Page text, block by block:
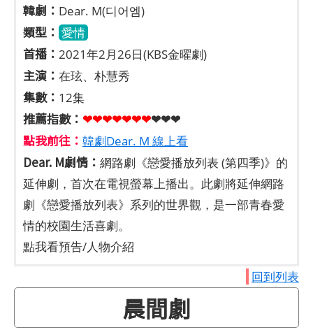
韓劇： Dear. M(디어엠)
類型： 愛情
首播： 2021年2月26日(KBS金曜劇)
主演： 在玹、朴慧秀
集數： 12集
推薦指數： ❤❤❤❤❤❤❤❤❤❤
點我前往： 韓劇Dear. M 線上看
Dear. M劇情： 網路劇《戀愛播放列表 (第四季)》的
延伸劇，首次在電視螢幕上播出。此劇將延伸網路
劇《戀愛播放列表》系列的世界觀，是一部青春愛
情的校園生活喜劇。
點我看預告/人物介紹
回到列表
晨間劇​